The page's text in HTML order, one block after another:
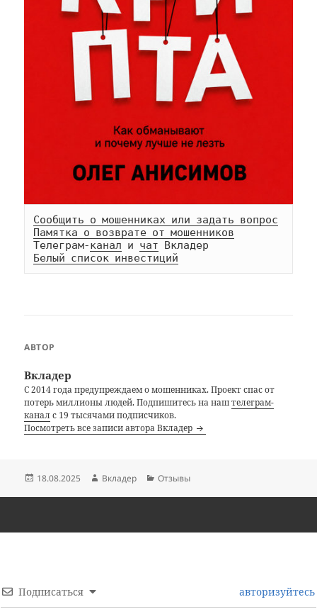
Сообщить о мошенниках или задать вопрос
Памятка о возврате от мошенников
Телеграм-канал и чат
Белый список инвестиций
АВТОР
Вкладер
С 2014 года предупреждаем о мошенниках. Проект спас от
потерь миллионы людей. Подпишитесь на наштелеграм-
каналс 19 тысячами подписчиков.
Посмотреть все записи автора Вкладер
Опубликовано
18.08.2025 Автор
Вкладер Рубрики
Отзывы
Подписаться авторизуйтесь